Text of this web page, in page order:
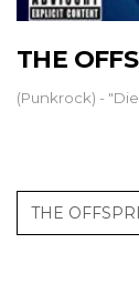
THE
(Punkrock) -